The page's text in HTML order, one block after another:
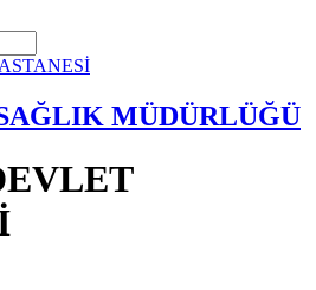
MÜDÜRLÜĞÜ